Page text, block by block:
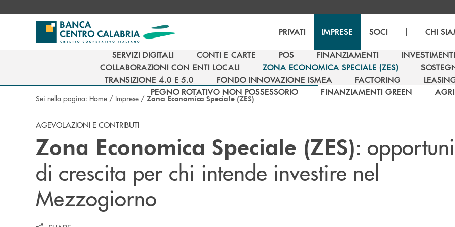
PRIVATI IMPRESE SOCI | CHI
SERVIZI DIGITALI
SERVIZI DIGITALI
CONTI E CARTE
CONTI E CARTE
POS
POS
FINANZIAMENTI
FINANZIAMENTI
INVESTIMENTI
INVESTIMENTI
COLLABORAZIONI CON ENTI LOCALI
COLLABORAZIONI CON ENTI LOCALI
ZONA ECONOMICA SPECIALE (ZES)
ZONA ECONOMICA SPECIALE (ZES)
TRANSIZIONE 4.0 E 5.0
TRANSIZIONE 4.0 E 5.0
FONDO INNOVAZIONE ISMEA
FONDO INNOVAZIONE ISMEA
FACTORING
FACTORING
PEGNO ROTATIVO NON POSSESSORIO
PEGNO ROTATIVO NON POSSESSORIO
FINANZIAMENTI GREEN
Sei nella pagina: Home / Imprese / Zona Economica Speciale (ZES)
AGEVOLAZIONI E CONTRIBUTI
Zona Economica Speciale (ZES):
di crescita per chi intende investire nel
Mezzogiorno